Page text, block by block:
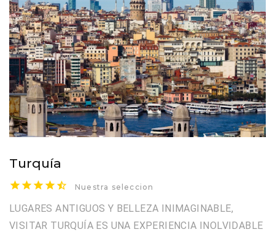
Turquía
Nuestra seleccion
LUGARES ANTIGUOS Y BELLEZA INIMAGINABLE,
VISITAR TURQUÍA ES UNA EXPERIENCIA INOLVIDABLE